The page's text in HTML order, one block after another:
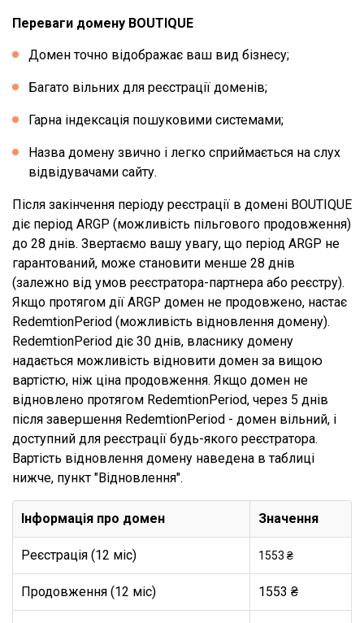
Переваги домену BOUTIQUE
Домен точно відображає ваш вид бізнесу;
Багато вільних для реєстрації доменів;
Гарна індексація пошуковими системами;
Назва домену звично і легко сприймається на слух
відвідувачами сайту.
Після закінчення періоду реєстрації в домені BOUTIQUE
діє період ARGP (можливість пільгового продовження)
до 28 днів. Звертаємо вашу увагу, що період ARGP не
гарантований, може становити менше 28 днів
(залежно від умов реєстратора-партнера або реєстру).
Якщо протягом дії ARGP домен не продовжено, настає
RedemtionPeriod (можливість відновлення домену).
RedemtionPeriod діє 30 днів, власнику домену
надається можливість відновити домен за вищою
вартістю, ніж ціна продовження. Якщо домен не
відновлено протягом RedemtionPeriod, через 5 днів
після завершення RedemtionPeriod - домен вільний, і
доступний для реєстрації будь-якого реєстратора.
Вартість відновлення домену наведена в таблиці
нижче, пункт "Відновлення".
Інформація про домен Значення
Реєстрація (12 міс) 1553 ₴
Продовження (12 міс) 1553 ₴